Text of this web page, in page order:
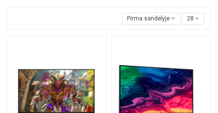
Pirma sandėlyje 28